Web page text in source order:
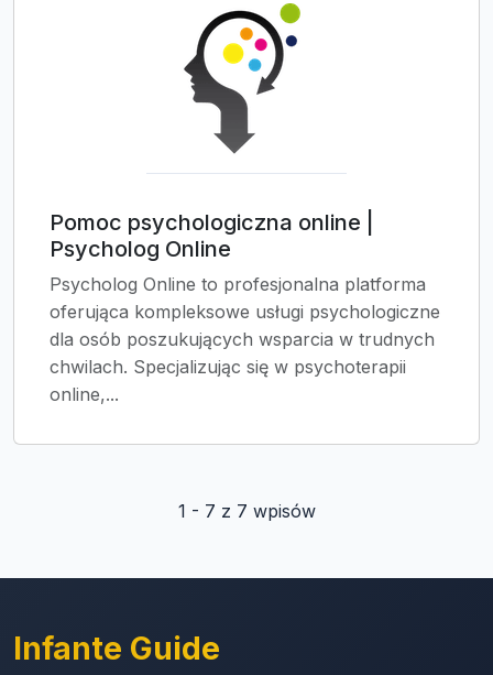
Pomoc psychologiczna online |
Psycholog Online
Psycholog Online to profesjonalna platforma
oferująca kompleksowe usługi psychologiczne
dla osób poszukujących wsparcia w trudnych
chwilach. Specjalizując się w psychoterapii
online,...
1 - 7 z 7 wpisów
Infante Guide